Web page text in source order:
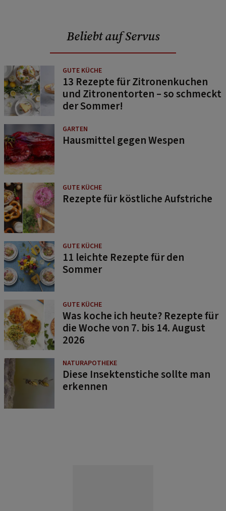
Beliebt auf Servus
GUTE KÜCHE
13 Rezepte für Zitronenkuchen
und Zitronentorten – so schmeckt
der Sommer!
GARTEN
Hausmittel gegen Wespen
GUTE KÜCHE
Rezepte für köstliche Aufstriche
GUTE KÜCHE
11 leichte Rezepte für den
Sommer
GUTE KÜCHE
Was koche ich heute? Rezepte für
die Woche von 7. bis 14. August
2026
NATURAPOTHEKE
Diese Insektenstiche sollte man
erkennen